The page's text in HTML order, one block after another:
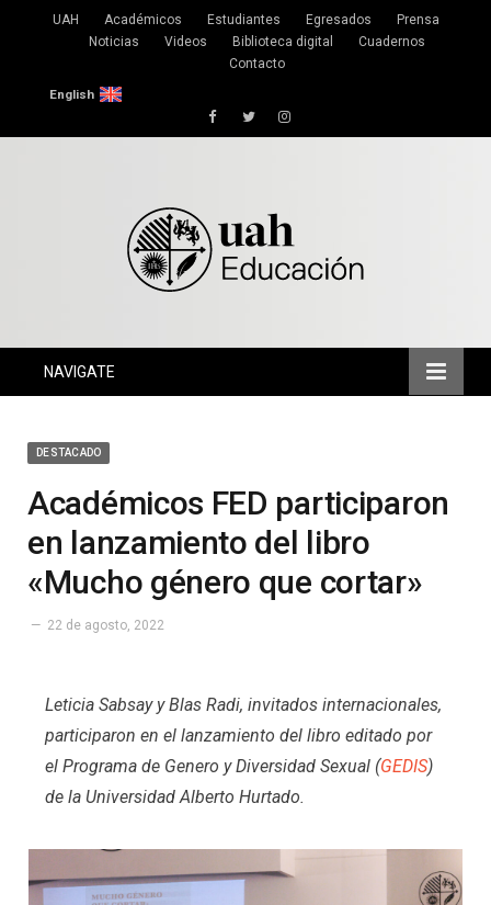
UAH Académicos Estudiantes Egresados
Prensa
Noticias
Videos Biblioteca digital
Cuadernos
Contacto
English
FacebookTwitterInstagram
NAVIGATE
DESTACADO
Académicos FED participaron
en lanzamiento del libro
«Mucho género que cortar»
22 de agosto, 2022
Leticia Sabsay y Blas Radi, invitados internacionales,
participaron en el lanzamiento del libro editado por
el Programa de Genero y Diversidad Sexual (GEDIS)
de la Universidad Alberto Hurtado.